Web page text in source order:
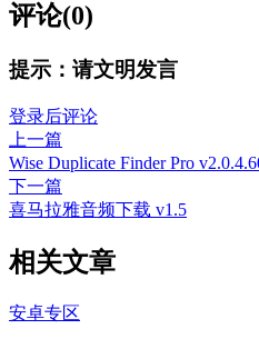
评论(0)
提示：请文明发言
登录后评论
上一篇
Wise Duplicate Finder Pro
下一篇
喜马拉雅音频下载 v1.5
相关文章
安卓专区